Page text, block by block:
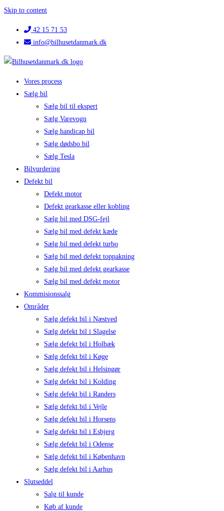
Skip to content
42 15 71 53
info@bilhusetdanmark.dk
Vores process
Sælg bil
Sælg bil til ekspert
Sælg Varevogn
Sælg handicap bil
Sælg dødsbo bil
Sælg Tesla
Bilvurdering
Defekt bil
Defekt motor
Defekt gearkasse eller kobling
Sælg bil med DSG-fejl
Sælg bil med defekt kæde
Sælg bil med defekt turbo
Sælg bil med defekt toppakning
Sælg bil med defekt gearkasse
Sælg bil med defekt motor
Kommisionssalg
Områder
Sælg defekt bil i Næstved
Sælg defekt bil i Slagelse
Sælg defekt bil i Holbæk
Sælg defekt bil i Køge
Sælg defekt bil i Helsingør
Sælg defekt bil i Kolding
Sælg defekt bil i Randers
Sælg defekt bil i Vejle
Sælg defekt bil i Horsens
Sælg defekt bil i Esbjerg
Sælg defekt bil i Odense
Sælg defekt bil i København
Sælg defekt bil i Aarhus
Slutseddel
Salg til kunde
Køb af kunde